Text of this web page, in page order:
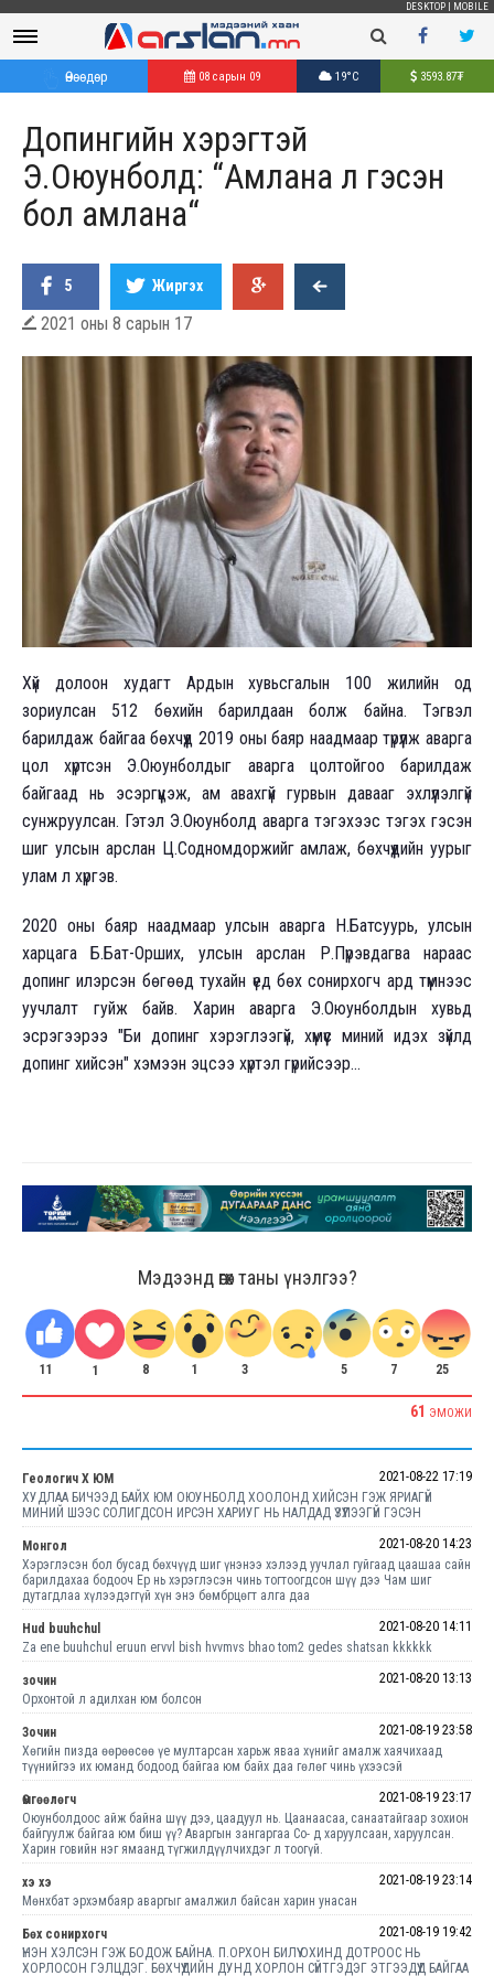
DESKTOP MOBILE
Өнөөдөр 08 сарын 09 19°C 3593.87₮
Допингийн хэрэгтэй
Э.Оюунболд: “Амлана л гэсэн
бол амлана“
5 Жиргэх
 2021 оны 8 сарын 17
Хүй долоон худагт Ардын хувьсгалын 100 жилийн од
зориулсан 512 бөхийн барилдаан болж байна. Тэгвэл
барилдаж байгаа бөхчүүд 2019 оны баяр наадмаар түрүүлж аварга
цол хүртсэн Э.Оюунболдыг аварга цолтойгоо барилдаж
байгаад нь эсэргүүцэж, ам авахгүй гурвын давааг эхлүүлэлгүй
сунжруулсан. Гэтэл Э.Оюунболд аварга тэгэхээс тэгэх гэсэн
шиг улсын арслан Ц.Содномдоржийг амлаж, бөхчүүдийн уурыг
улам л хүргэв.
2020 оны баяр наадмаар улсын аварга Н.Батсуурь, улсын
харцага Б.Бат-Орших, улсын арслан Р.Пүрэвдагва нараас
допинг илэрсэн бөгөөд тухайн үед бөх сонирхогч ард түмнээс
уучлалт гуйж байв. Харин аварга Э.Оюунболдын хувьд
эсрэгээрээ "Би допинг хэрэглээгүй, хүмүүс миний идэх зүйлд
допинг хийсэн" хэмээн эцсээ хүртэл гүрийсээр...
Мэдээнд өгөх таны үнэлгээ?
11 1 8 1 3 5 7 25
61 ЭМОЖИ
Геологич Х ЮМ
2021-08-22 17:19
ХУДЛАА БИЧЭЭД БАЙХ ЮМ ОЮУНБОЛД ХООЛОНД ХИЙСЭН ГЭЖ ЯРИАГҮЙ
МИНИЙ ШЭЭС СОЛИГДСОН ИРСЭН ХАРИУГ НЬ НАЛДАД ҮЗҮҮЛЭЭГҮЙ ГЭСЭН
Монгол
2021-08-20 14:23
Хэрэглэсэн бол бусад бөхчүүд шиг үнэнээ хэлээд уучлал гуйгаад цаашаа сайн
барилдахаа бодооч Ер нь хэрэглэсэн чинь тогтоогдсон шүү дээ Чам шиг
дутагдлаа хүлээдэггүй хүн энэ бөмбрцөгт алга даа
Hud buuhchul
2021-08-20 14:11
Za ene buuhchul eruun ervvl bish hvvmvs bhao tom2 gedes shatsan kkkkkk
зочин
2021-08-20 13:13
Орхонтой л адилхан юм болсон
Зочин
2021-08-19 23:58
Хөгийн пизда өөрөөсөө үе мултарсан харьж яваа хүнийг амалж хаячихаад
түүнийгээ их юманд бодоод байгаа юм байх даа гөлөг чинь үхээсэй
Өмгөөлөгч
2021-08-19 23:17
Оюунболдоос айж байна шүү дээ, цаадуул нь. Цаанаасаа, санаатайгаар зохион
байгуулж байгаа юм биш үү? Аваргын зангаргаа Со- д харуулсаан, харуулсан.
Харин говийн нэг ямаанд түгжилдүүлчихдэг л тоогүй.
хэ хэ
2021-08-19 23:14
Мөнхбат эрхэмбаяр аваргыг амалжил байсан харин унасан
Бөх сонирхогч
2021-08-19 19:42
ҮНЭН ХЭЛСЭН ГЭЖ БОДОЖ БАЙНА. П.ОРХОН БИЛҮҮ ОХИНД ДОТРООС НЬ
ХОРЛОСОН ГЭЛЦДЭГ. БӨХЧҮҮДИЙН ДУНД ХОРЛОН СҮЙТГЭДЭГ ЭТГЭЭДҮҮД БАЙГАА